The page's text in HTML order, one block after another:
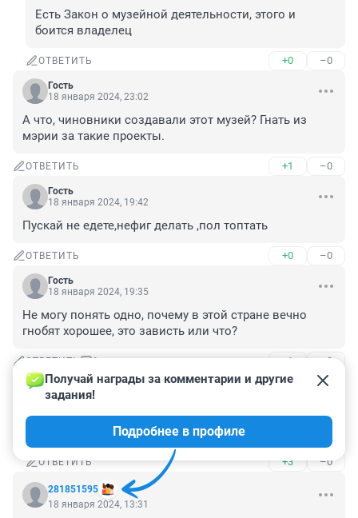
Есть Закон о музейной деятельности, этого и
боится владелец
ОТВЕТИТЬ +0 –0
Гость
18 января 2024, 23:02
А что, чиновники создавали этот музей? Гнать из
мэрии за такие проекты.
ОТВЕТИТЬ +1 –0
Гость
18 января 2024, 19:42
Пускай не едете,нефиг делать ,пол топтать
ОТВЕТИТЬ +0 –0
Гость
18 января 2024, 19:35
Не могу понять одно, почему в этой стране вечно
гнобят хорошее, это зависть или что?
ОТВЕТИТЬ 1 +1 –0
281843465
Это капитализм, детка!!!
ОТВЕТИТЬ +3 –0
281851595
Получай награды за комментарии и другие
задания!
Подробнее в профиле
18 января 2024, 13:31